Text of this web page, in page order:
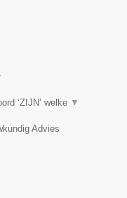
‘ZIJN’ welke ▼
Advies